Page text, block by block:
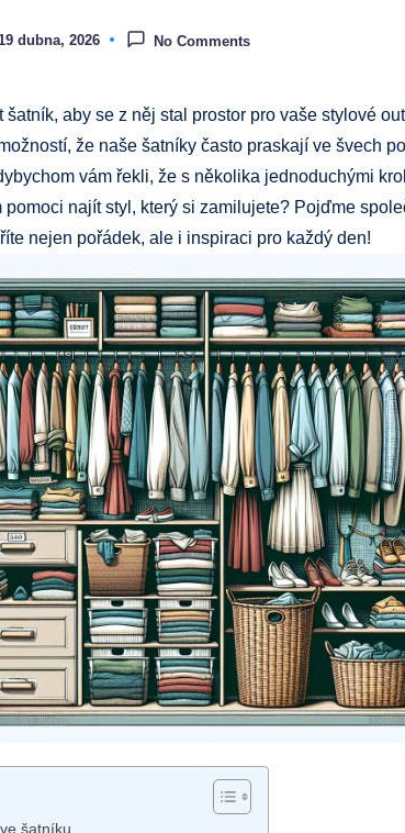
dubna, 2026 No Comments
aby se z něj stal prostor pro vaše stylové
že naše šatníky často praskají ve švech
vám řekli, že s několika jednoduchými
pomoci najít styl, který si zamilujete? Pojďme
nejen pořádek, ale i inspiraci pro každý den!
šatníku